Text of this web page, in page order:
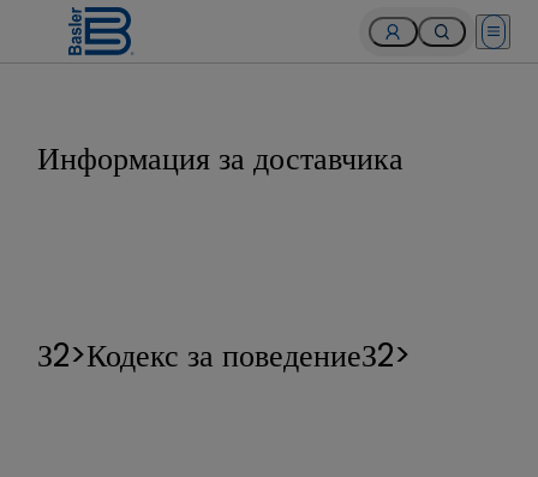
Open
Информация за доставчика
З2>Кодекс за поведениеЗ2>